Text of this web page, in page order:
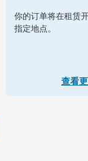
你的订单将在租赁
指定地点。
查看